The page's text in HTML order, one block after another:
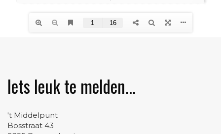
Iets leuk te melden...
't Middelpunt
Bosstraat 43